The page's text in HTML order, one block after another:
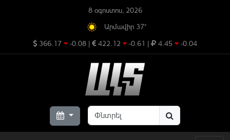
8 օգոստոս, 2026
Արմավիր 37°
366.17 -0.08 | 422.12 -0.61 | 4.45 -0.04